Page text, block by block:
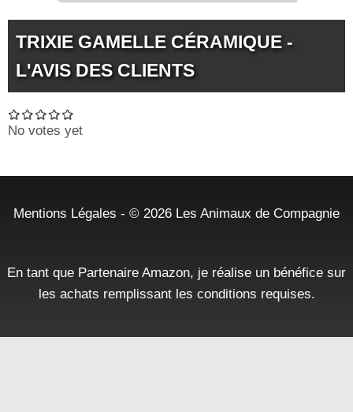
TRIXIE GAMELLE CÉRAMIQUE -
L'AVIS DES CLIENTS
No votes yet
Mentions Légales - © 2026 Les Animaux de Compagnie
En tant que Partenaire Amazon, je réalise un bénéfice sur
les achats remplissant les conditions requises.